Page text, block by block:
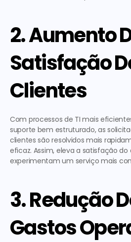
2. Aumento
Satisfação
Clientes
Com processos de TI mais
suporte bem estruturado, as
clientes são resolvidos mais
eficaz. Assim, eleva a satisfação do
experimentam um serviço mais
3. Redução
Gastos